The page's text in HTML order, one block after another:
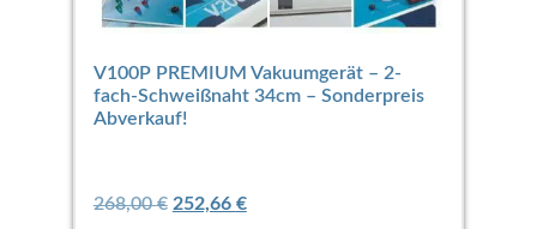
V100P PREMIUM Vakuumgerät – 2-
fach-Schweißnaht 34cm – Sonderpreis
Abverkauf!
268,00€ 252,66 €